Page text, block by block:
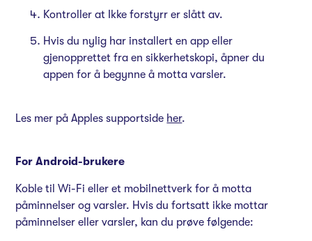
Kontroller at Ikke forstyrr er slått av.
Hvis du nylig har installert en app eller
gjenopprettet fra en sikkerhetskopi, åpner du
appen for å begynne å motta varsler.
Les mer på Apples supportside her.
For Android-brukere
Koble til Wi-Fi eller et mobilnettverk for å motta
påminnelser og varsler. Hvis du fortsatt ikke mottar
påminnelser eller varsler, kan du prøve følgende: